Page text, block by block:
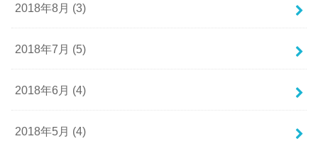
2018年8月 (3)
2018年7月 (5)
2018年6月 (4)
2018年5月 (4)